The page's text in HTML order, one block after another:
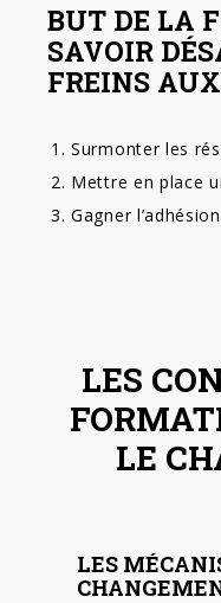
BUT DE LA
SAVOIR
FREINS
Surmonter les
Mettre en place
Gagner
LES
LE
LES